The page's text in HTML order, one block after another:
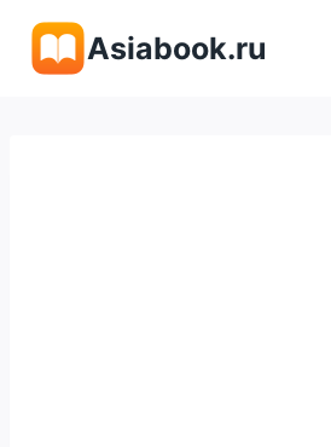
содержимому
Asiabook.ru